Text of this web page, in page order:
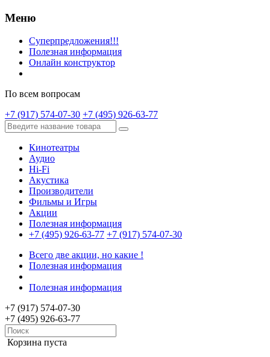
Меню
Суперпредложения!!!
Полезная информация
Онлайн конструктор
По всем вопросам
+7 (917) 574-07-30 +7 (495) 926-63-77
Кинотеатры
Аудио
Hi-Fi
Акустика
Производители
Фильмы и Игры
Акции
Полезная информация
+7 (495) 926-63-77 +7 (917) 574-07-30
Всего две акции, но какие !
Полезная информация
Полезная информация
+7 (917) 574-07-30
+7 (495) 926-63-77
Корзина пуста